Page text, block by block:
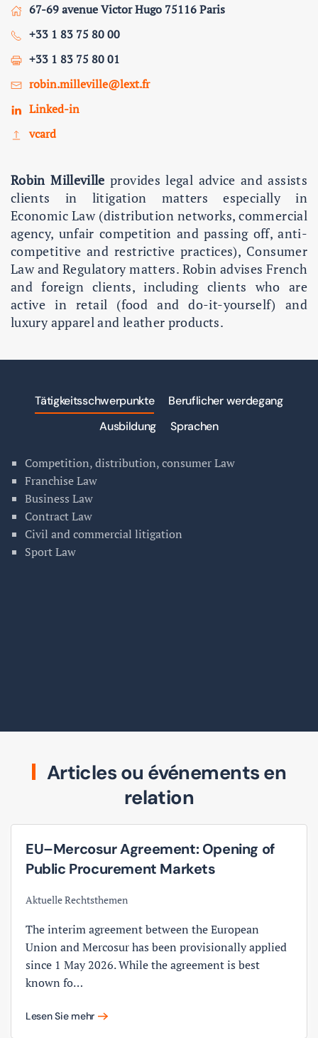
67-69 avenue Victor Hugo 75116 Paris
+33 1 83 75 80 00
+33 1 83 75 80 01
robin.milleville@lext.fr
Linked-in
vcard
Robin Milleville provides legal advice and assists
clients in litigation matters especially in
Economic Law (distribution networks, commercial
agency, unfair competition and passing off, anti-
competitive and restrictive practices), Consumer
Law and Regulatory matters. Robin advises French
and foreign clients, including clients who are
active in retail (food and do-it-yourself) and
luxury apparel and leather products.
Tätigkeitsschwerpunkte
Beruflicher werdegang
Ausbildung
Sprachen
Competition, distribution, consumer Law
Franchise Law
Business Law
Contract Law
Civil and commercial litigation
Sport Law
Articles ou événements en
relation
EU–Mercosur Agreement: Opening of
Public Procurement Markets
Aktuelle Rechtsthemen
The interim agreement between the European
Union and Mercosur has been provisionally applied
since 1 May 2026. While the agreement is best
known fo…
Lesen Sie mehr